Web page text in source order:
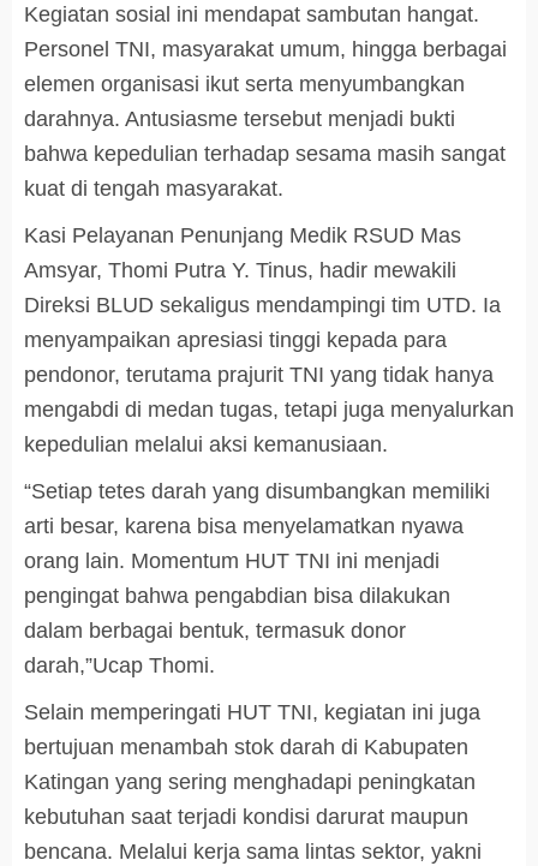
Kegiatan sosial ini mendapat sambutan hangat.
Personel TNI, masyarakat umum, hingga berbagai
elemen organisasi ikut serta menyumbangkan
darahnya. Antusiasme tersebut menjadi bukti
bahwa kepedulian terhadap sesama masih sangat
kuat di tengah masyarakat.
Kasi Pelayanan Penunjang Medik RSUD Mas
Amsyar, Thomi Putra Y. Tinus, hadir mewakili
Direksi BLUD sekaligus mendampingi tim UTD. Ia
menyampaikan apresiasi tinggi kepada para
pendonor, terutama prajurit TNI yang tidak hanya
mengabdi di medan tugas, tetapi juga menyalurkan
kepedulian melalui aksi kemanusiaan.
“Setiap tetes darah yang disumbangkan memiliki
arti besar, karena bisa menyelamatkan nyawa
orang lain. Momentum HUT TNI ini menjadi
pengingat bahwa pengabdian bisa dilakukan
dalam berbagai bentuk, termasuk donor
darah,”Ucap Thomi.
Selain memperingati HUT TNI, kegiatan ini juga
bertujuan menambah stok darah di Kabupaten
Katingan yang sering menghadapi peningkatan
kebutuhan saat terjadi kondisi darurat maupun
bencana. Melalui kerja sama lintas sektor, yakni